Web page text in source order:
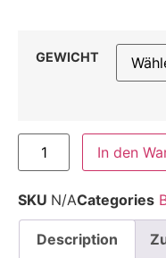
GEWICHT
In den
SKU N/ACategories
Description